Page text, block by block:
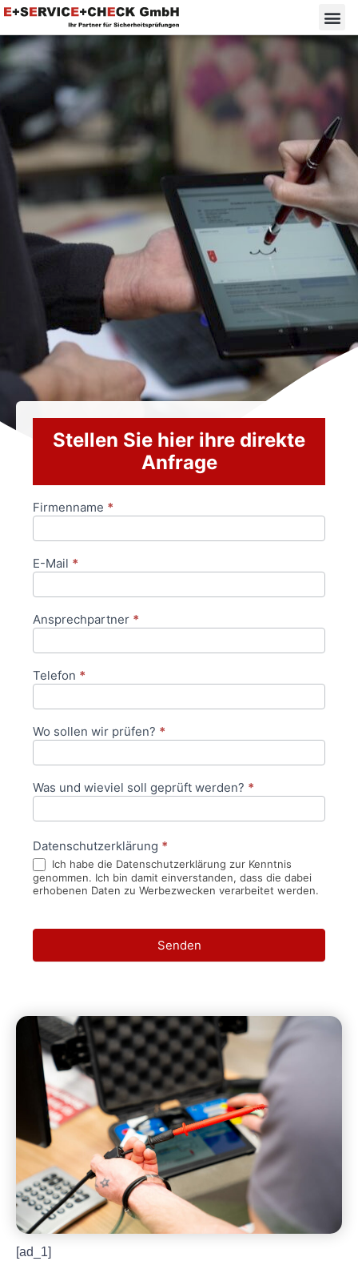
Stellen Sie hier ihre direkte
Anfrage
Anfrageformular
Firmenname *
E-Mail *
Ansprechpartner *
Telefon *
Wo sollen wir prüfen? *
Was und wieviel soll geprüft werden? *
Datenschutzerklärung *
Ich habe die Datenschutzerklärung zur Kenntnis
genommen. Ich bin damit einverstanden, dass die dabei
erhobenen Daten zu Werbezwecken verarbeitet werden.
Senden
[ad_1]